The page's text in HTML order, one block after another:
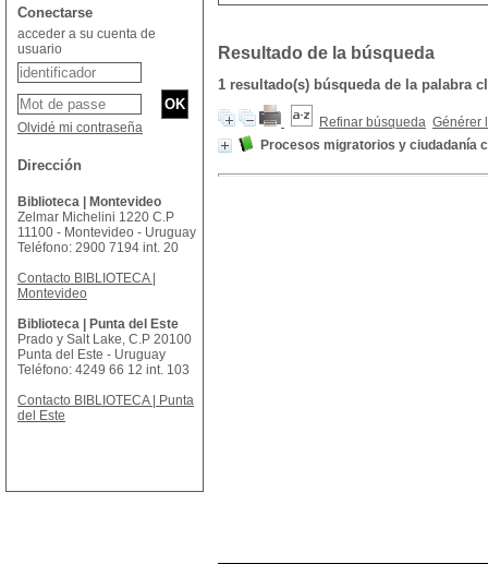
Resultado de la búsqueda
1 resultado(s) búsqueda de la palabra
Refinar búsqueda Générer
Procesos migratorios y ciudadanía
Conectarse
acceder a su cuenta de
usuario
Olvidé mi contraseña
Dirección
Biblioteca | Montevideo
Zelmar Michelini 1220 C.P
11100 - Montevideo - Uruguay
Teléfono: 2900 7194 int. 20
Contacto BIBLIOTECA |
Montevideo
Biblioteca | Punta del Este
Prado y Salt Lake, C.P 20100
Punta del Este - Uruguay
Teléfono: 4249 66 12 int. 103
Contacto BIBLIOTECA | Punta
del Este